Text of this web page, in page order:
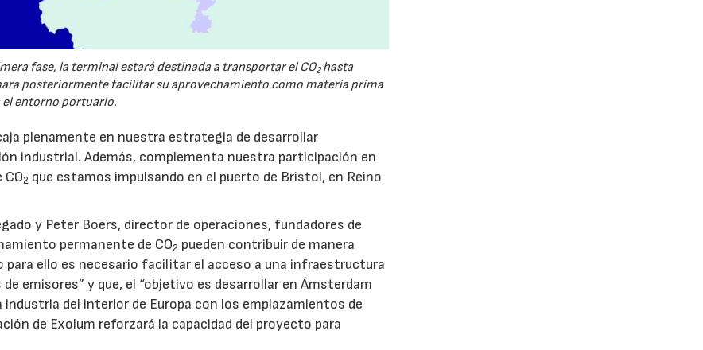
fase, la terminal estará destinada a transportar el CO2hasta
posteriormente facilitar su aprovechamiento como materia prima
el entorno portuario.
plenamente en nuestra estrategia de desarrollar
industrial. Además, complementa nuestra participación en
2 que estamos impulsando en el puerto de Bristol, en Reino
y Peter Boers, director de operaciones, fundadores de
permanente de CO2 pueden contribuir de manera
para ello es necesario facilitar el acceso a una infraestructura
emisores” y que, el “objetivo es desarrollar en Ámsterdam
del interior de Europa con los emplazamientos de
de Exolum reforzará la capacidad del proyecto para